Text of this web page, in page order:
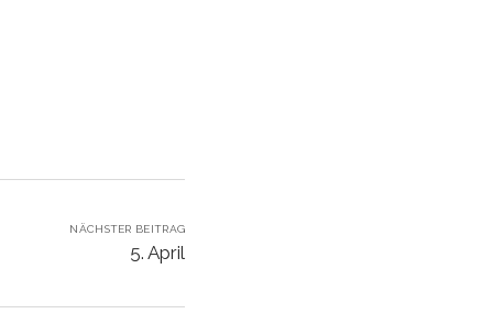
NÄCHSTER BEITRAG
5. April